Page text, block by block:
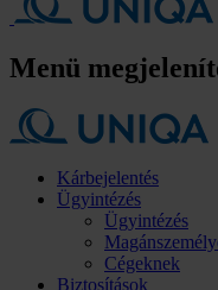
Menü
Kárbejelentés
Ügyintézés
Ügyintézés
Cégeknek
Biztosítások